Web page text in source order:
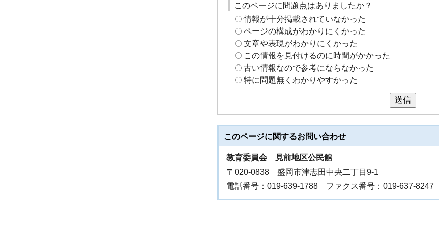
このページに問題点はありましたか？
情報が十分掲載されていなかった
ページの構成がわかりにくかった
文章や表現がわかりにくかった
この情報を見付けるのに時間がかかった
古い情報なので参考にならなかった
特に問題無くわかりやすかった
送信
このページに関するお問い合わせ
教育委員会
見前地区公民館
〒020-0838 盛岡市津志田中央二丁目9-1
電話番号：019-639-1788 ファクス番号：019-637-8247